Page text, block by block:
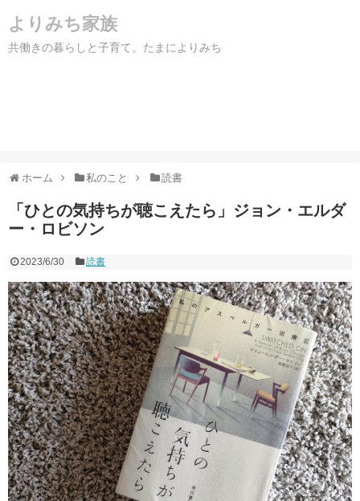
よりみち家族
共働きの暮らしと子育て。たまによりみち
ホーム 私のこと 読書
「ひとの気持ちが聴こえたら」ジョン・エルダ
ー・ロビソン
2023/6/30 読書